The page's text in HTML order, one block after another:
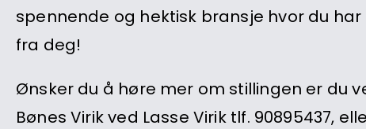
spennende og hektisk bransje hvor du
fra deg!
Ønsker du å høre mer om stillingen er du
Bønes Virik ved Lasse Virik tlf. 90895437,